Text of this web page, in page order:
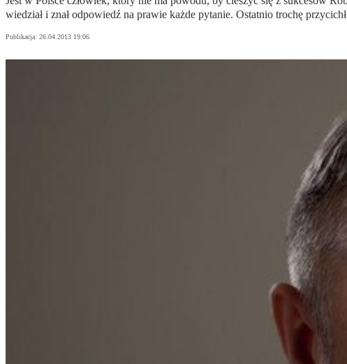
wiedział i znał odpowiedź na prawie każde pytanie. Ostatnio trochę
Publikacja: 26.04.2013 19:06